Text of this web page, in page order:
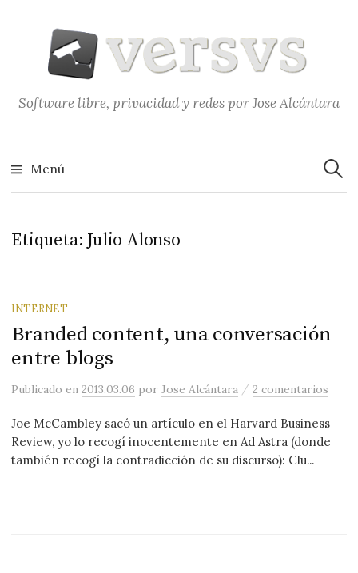
contenido
Software libre, privacidad y redes por Jose Alcántara
Menú
Etiqueta: Julio Alonso
INTERNET
Branded content, una conversación
entre blogs
Publicadoen2013.03.06 porJose Alcántara /2 comentarios
Joe McCambley sacó un artículo en el Harvard Business
Review, yo lo recogí inocentemente en Ad Astra (donde
también recogí la contradicción de su discurso): Clu...